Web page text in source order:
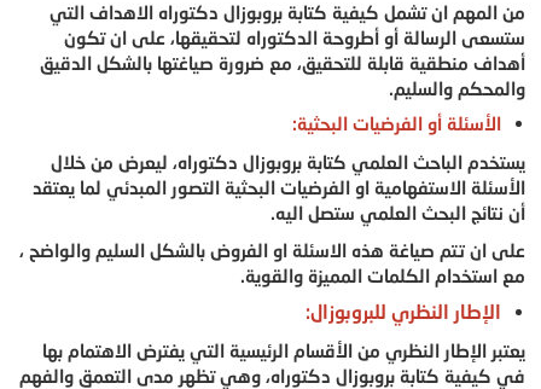
من المهم ان تشمل كيفية كتابة بروبوزال دكتوراه الاهداف التي
ستسعى الرسالة أو أطروحة الدكتوراه لتحقيقها، على ان تكون
أهداف منطقية قابلة للتحقيق، مع ضرورة صياغتها بالشكل الدقيق
والمحكم والسليم.
الأسئلة أو الفرضيات البحثية:
يستخدم الباحث العلمي كتابة بروبوزال دكتوراه، ليعرض من خلال
الأسئلة الاستفهامية او الفرضيات البحثية التصور المبدئي لما يعتقد
أن نتائج البحث العلمي ستصل اليه.
على ان تتم صياغة هذه الاسئلة او الفروض بالشكل السليم والواضح ،
مع استخدام الكلمات المميزة والقوية.
الإطار النظري للبروبوزال:
يعتبر الإطار النظري من الأقسام الرئيسية التي يفترض الاهتمام بها
في كيفية كتابة بروبوزال دكتوراه، وهي تظهر مدى التعمق والفهم